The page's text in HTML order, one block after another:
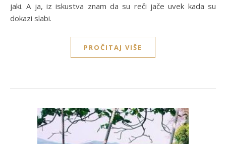
jaki. A ja, iz iskustva znam da su reči jače uvek kada su
dokazi slabi.
PROČITAJ VIŠE